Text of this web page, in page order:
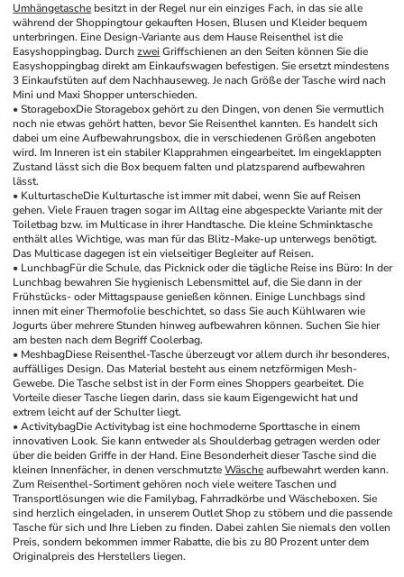
Umhängetasche besitzt in der Regel nur ein einziges Fach, in das sie alle
während der Shoppingtour gekauften Hosen, Blusen und Kleider bequem
unterbringen. Eine Design-Variante aus dem Hause Reisenthel ist die
Easyshoppingbag. Durch zwei Griffschienen an den Seiten können Sie die
Easyshoppingbag direkt am Einkaufswagen befestigen. Sie ersetzt mindestens
3 Einkaufstüten auf dem Nachhauseweg. Je nach Größe der Tasche wird nach
Mini und Maxi Shopper unterschieden.
• StorageboxDie Storagebox gehört zu den Dingen, von denen Sie vermutlich
noch nie etwas gehört hatten, bevor Sie Reisenthel kannten. Es handelt sich
dabei um eine Aufbewahrungsbox, die in verschiedenen Größen angeboten
wird. Im Inneren ist ein stabiler Klapprahmen eingearbeitet. Im eingeklappten
Zustand lässt sich die Box bequem falten und platzsparend aufbewahren
lässt.
• KulturtascheDie Kulturtasche ist immer mit dabei, wenn Sie auf Reisen
gehen. Viele Frauen tragen sogar im Alltag eine abgespeckte Variante mit der
Toiletbag bzw. im Multicase in ihrer Handtasche. Die kleine Schminktasche
enthält alles Wichtige, was man für das Blitz-Make-up unterwegs benötigt.
Das Multicase dagegen ist ein vielseitiger Begleiter auf Reisen.
• LunchbagFür die Schule, das Picknick oder die tägliche Reise ins Büro: In der
Lunchbag bewahren Sie hygienisch Lebensmittel auf, die Sie dann in der
Frühstücks- oder Mittagspause genießen können. Einige Lunchbags sind
innen mit einer Thermofolie beschichtet, so dass Sie auch Kühlwaren wie
Jogurts über mehrere Stunden hinweg aufbewahren können. Suchen Sie hier
am besten nach dem Begriff Coolerbag.
• MeshbagDiese Reisenthel-Tasche überzeugt vor allem durch ihr besonderes,
auffälliges Design. Das Material besteht aus einem netzförmigen Mesh-
Gewebe. Die Tasche selbst ist in der Form eines Shoppers gearbeitet. Die
Vorteile dieser Tasche liegen darin, dass sie kaum Eigengewicht hat und
extrem leicht auf der Schulter liegt.
• ActivitybagDie Activitybag ist eine hochmoderne Sporttasche in einem
innovativen Look. Sie kann entweder als Shoulderbag getragen werden oder
über die beiden Griffe in der Hand. Eine Besonderheit dieser Tasche sind die
kleinen Innenfächer, in denen verschmutzte Wäsche aufbewahrt werden kann.
Zum Reisenthel-Sortiment gehören noch viele weitere Taschen und
Transportlösungen wie die Familybag, Fahrradkörbe und Wäscheboxen. Sie
sind herzlich eingeladen, in unserem Outlet Shop zu stöbern und die passende
Tasche für sich und Ihre Lieben zu finden. Dabei zahlen Sie niemals den vollen
Preis, sondern bekommen immer Rabatte, die bis zu 80 Prozent unter dem
Originalpreis des Herstellers liegen.